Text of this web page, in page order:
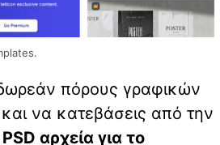
πόρους γραφικών
να κατεβάσεις από την
αρχεία για το